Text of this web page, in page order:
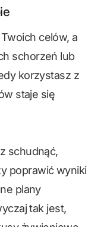
celów, a
schorzeń lub
korzystasz z
staje się
schudnąć,
poprawić wyniki
plany
tak jest,